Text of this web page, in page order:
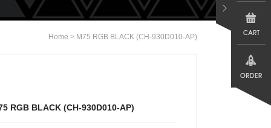
Home > M75 RGB BLACK (CH-930D010-AP)
RGB BLACK (CH-930D010-AP)